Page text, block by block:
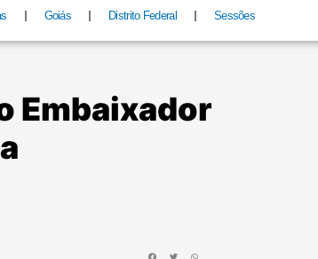
Goiás Distrito Federal Sessões
Embaixador